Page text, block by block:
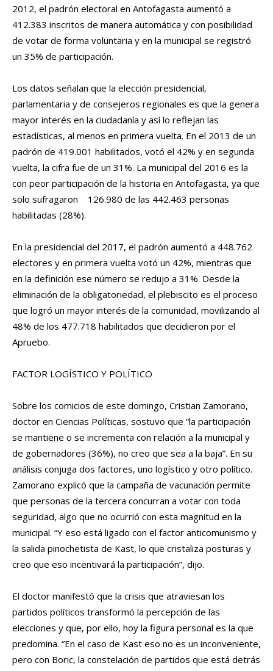
2012, el padrón electoral en Antofagasta aumentó a
412.383 inscritos de manera automática y con posibilidad
de votar de forma voluntaria y en la municipal se registró
un 35% de participación.
Los datos señalan que la elección presidencial,
parlamentaria y de consejeros regionales es que la genera
mayor interés en la ciudadanía y así lo reflejan las
estadísticas, al menos en primera vuelta. En el 2013 de un
padrón de 419.001 habilitados, votó el 42% y en segunda
vuelta, la cifra fue de un 31%. La municipal del 2016 es la
con peor participación de la historia en Antofagasta, ya que
solo sufragaron 126.980 de las 442.463 personas
habilitadas (28%).
En la presidencial del 2017, el padrón aumentó a 448.762
electores y en primera vuelta votó un 42%, mientras que
en la definición ese número se redujo a 31%. Desde la
eliminación de la obligatoriedad, el plebiscito es el proceso
que logró un mayor interés de la comunidad, movilizando al
48% de los 477.718 habilitados que decidieron por el
Apruebo.
FACTOR LOGÍSTICO Y POLÍTICO
Sobre los comicios de este domingo, Cristian Zamorano,
doctor en Ciencias Políticas, sostuvo que “la participación
se mantiene o se incrementa con relación a la municipal y
de gobernadores (36%), no creo que sea a la baja”. En su
análisis conjuga dos factores, uno logístico y otro político.
Zamorano explicó que la campaña de vacunación permite
que personas de la tercera concurran a votar con toda
seguridad, algo que no ocurrió con esta magnitud en la
municipal. “Y eso está ligado con el factor anticomunismo y
la salida pinochetista de Kast, lo que cristaliza posturas y
creo que eso incentivará la participación”, dijo.
El doctor manifestó que la crisis que atraviesan los
partidos políticos transformó la percepción de las
elecciones y que, por ello, hoy la figura personal es la que
predomina. “En el caso de Kast eso no es un inconveniente,
pero con Boric, la constelación de partidos que está detrás